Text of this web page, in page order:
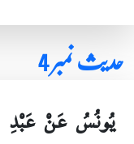
حدیث نمبر 4
يُونُسُ عَنْ عَبْدِ